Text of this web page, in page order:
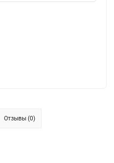
Отзывы (0)